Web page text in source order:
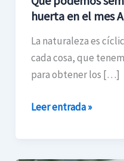
huerta en el mes
La naturaleza es
cada cosa, que
para obtener los […]
Agosto?
Leer entrada »